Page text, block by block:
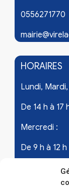
0556271770
HORAIRES
Lundi,
De 14 h à 17
Mercredi :
De 9 h à 12 h
Samedi -